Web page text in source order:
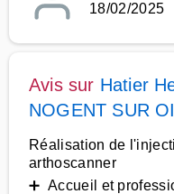
18/02/2025
Avis sur Hatier
NOGENT SUR
Réalisation de
arthoscanner
➕ Accueil et